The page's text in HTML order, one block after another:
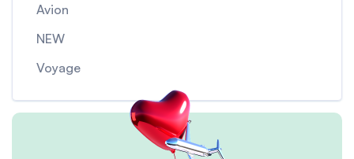
Avion
NEW
Voyage